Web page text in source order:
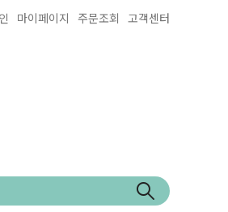
마이페이지 주문조회 고객센터